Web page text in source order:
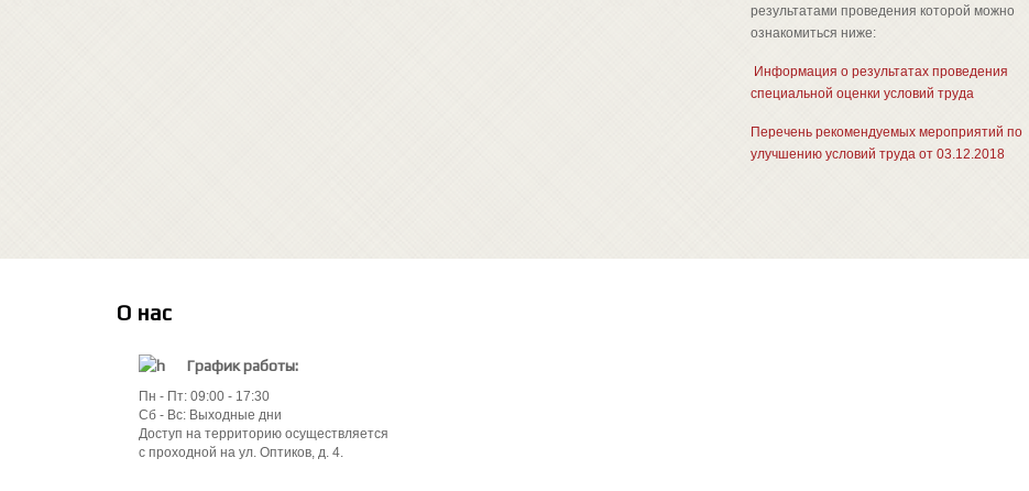
результатами проведения которой можно
ознакомиться ниже:
Информация о результатах проведения
специальной оценки условий труда
Перечень рекомендуемых мероприятий по
улучшению условий труда от 03.12.2018
О нас
График работы:
Пн - Пт: 09:00 - 17:30
Сб - Вс: Выходные дни
Доступ на территорию осуществляется
с проходной на ул. Оптиков, д. 4.